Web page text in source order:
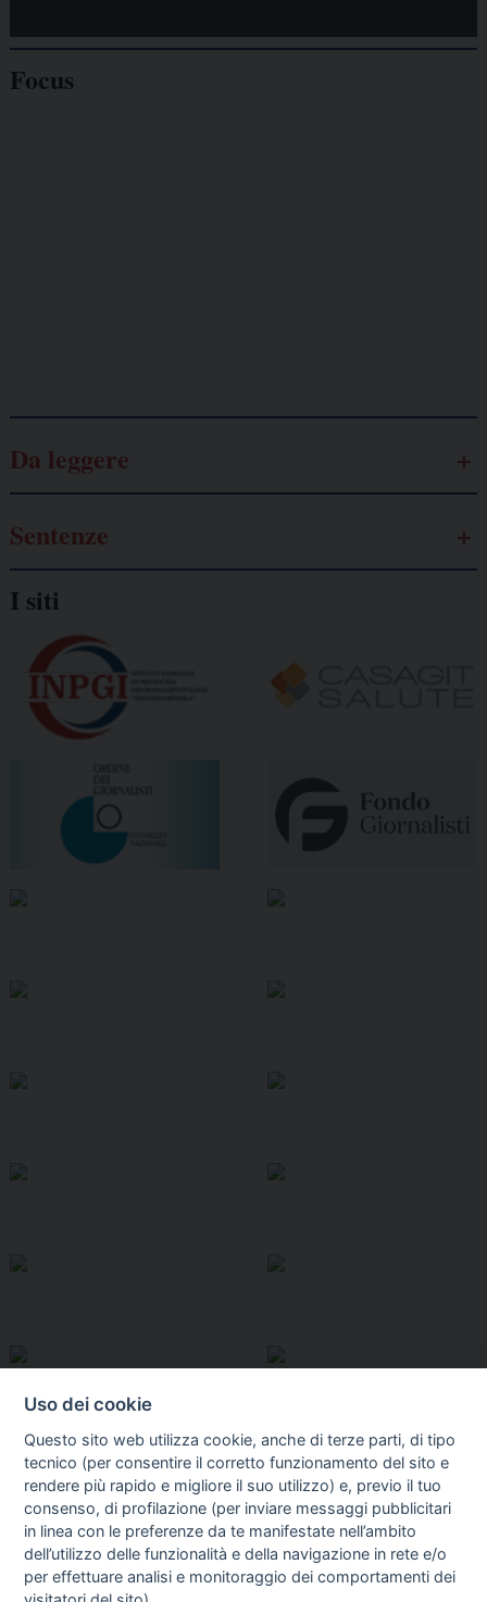
Focus
Da leggere
Sentenze
I siti
I libri Vedi tutti
Uso dei cookie
Questo sito web utilizza cookie, anche di terze parti, di tipo
tecnico (per consentire il corretto funzionamento del sito e
rendere più rapido e migliore il suo utilizzo) e, previo il tuo
consenso, di profilazione (per inviare messaggi pubblicitari
in linea con le preferenze da te manifestate nell’ambito
dell’utilizzo delle funzionalità e della navigazione in rete e/o
per effettuare analisi e monitoraggio dei comportamenti dei